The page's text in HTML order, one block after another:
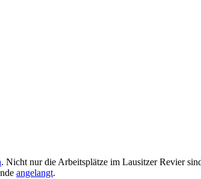
. Nicht nur die Arbeitsplätze im Lausitzer Revier
angelangt.